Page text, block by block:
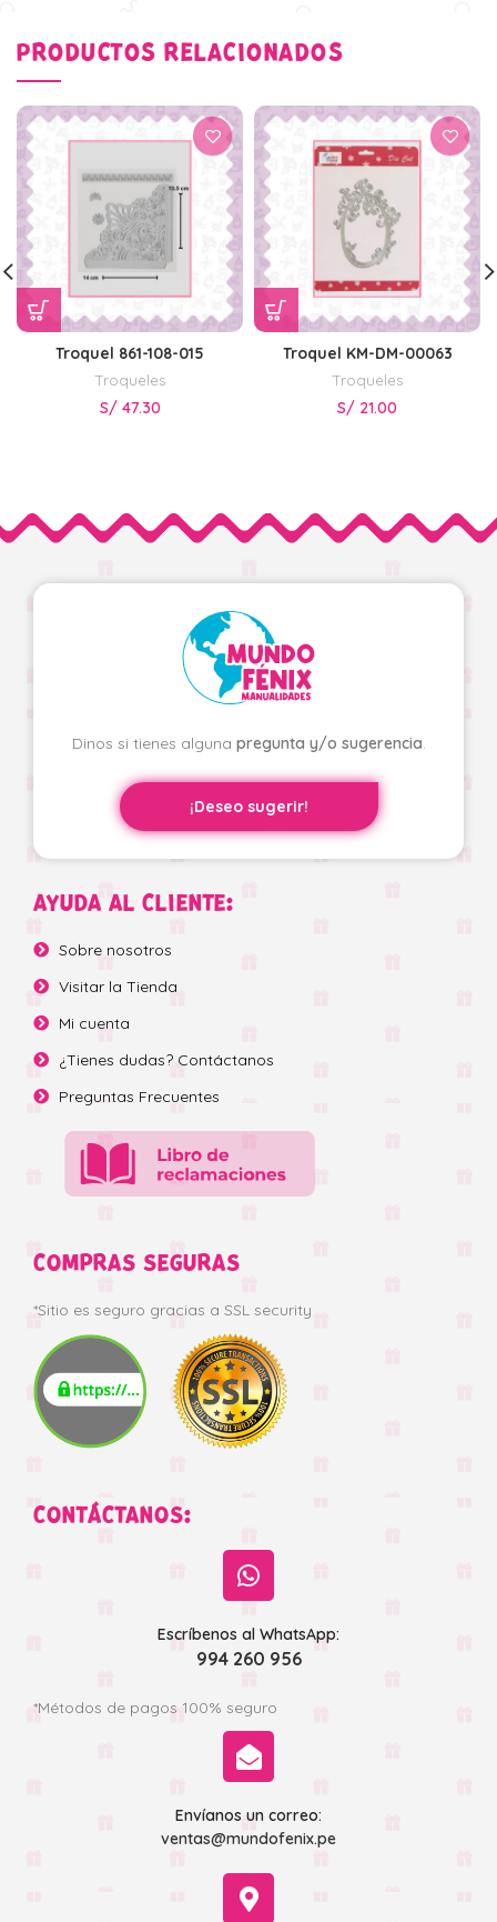
PRODUCTOS RELACIONADOS
Troquel 861-108-015
Troqueles
S/ 47.30
Troquel KM-DM-00063
Troqueles
S/ 21.00
Dinos si tienes alguna pregunta y/o sugerencia.
¡Deseo sugerir!
AYUDA AL CLIENTE:
Sobre nosotros
Visitar la Tienda
Mi cuenta
¿Tienes dudas? Contáctanos
Preguntas Frecuentes
COMPRAS SEGURAS
*Sitio es seguro gracias a SSL security
CONTÁCTANOS:
Escríbenos al WhatsApp:
994 260 956
*Métodos de pagos 100% seguro
Envíanos un correo:
ventas@mundofenix.pe